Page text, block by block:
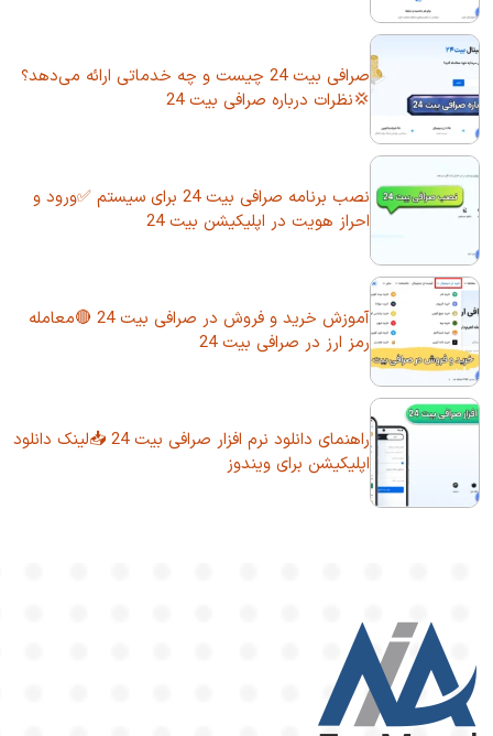
صرافی بیت 24 چیست و چه خدماتی ارائه می‌دهد؟
💢نظرات درباره صرافی بیت 24
نصب برنامه صرافی بیت 24 برای سیستم ✅ورود و
احراز هویت در اپلیکیشن بیت 24
آموزش خرید و فروش در صرافی بیت 24 🔴معامله
رمز ارز در صرافی بیت 24
راهنمای دانلود نرم افزار صرافی بیت 24 📥لینک دانلود
اپلیکیشن برای ویندوز